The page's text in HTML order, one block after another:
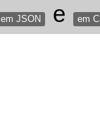
em JSON e em